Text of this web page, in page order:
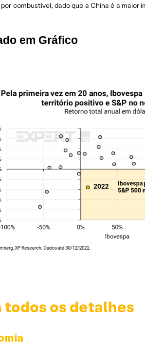
combustível, dado que a China é a maior
em Gráfico
todos os detalhes